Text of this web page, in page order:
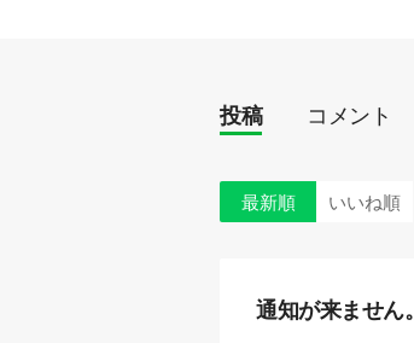
投稿 コメント
最新順 いいね順
通知が来ません。